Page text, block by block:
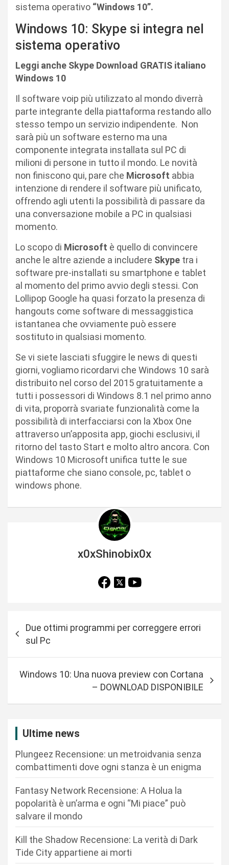
sistema operativo “Windows 10”.
Windows 10: Skype si integra nel
sistema operativo
Leggi anche Skype Download GRATIS italiano
Windows 10
Il software voip più utilizzato al mondo diverrà
parte integrante della piattaforma restando allo
stesso tempo un servizio indipendente. Non
sarà più un software esterno ma una
componente integrata installata sul PC di
milioni di persone in tutto il mondo. Le novità
non finiscono qui, pare che Microsoft abbia
intenzione di rendere il software più unificato,
offrendo agli utenti la possibilità di passare da
una conversazione mobile a PC in qualsiasi
momento.
Lo scopo di Microsoft è quello di convincere
anche le altre aziende a includere Skype tra i
software pre-installati su smartphone e tablet
al momento del primo avvio degli stessi. Con
Lollipop Google ha quasi forzato la presenza di
hangouts come software di messaggistica
istantanea che ovviamente può essere
sostituto in qualsiasi momento.
Se vi siete lasciati sfuggire le news di questi
giorni, vogliamo ricordarvi che Windows 10 sarà
distribuito nel corso del 2015 gratuitamente a
tutti i possessori di Windows 8.1 nel primo anno
di vita, proporrà svariate funzionalità come la
possibilità di interfacciarsi con la Xbox One
attraverso un’apposita app, giochi esclusivi, il
ritorno del tasto Start e molto altro ancora. Con
Windows 10 Microsoft unifica tutte le sue
piattaforme che siano console, pc, tablet o
windows phone.
x0xShinobix0x
a
Due ottimi programmi per correggere errori
sul Pc
Windows 10: Una nuova preview con Cortana
– DOWNLOAD DISPONIBILE
Ultime news
Plungeez Recensione: un metroidvania senza
combattimenti dove ogni stanza è un enigma
Fantasy Network Recensione: A Holua la
popolarità è un’arma e ogni “Mi piace” può
salvare il mondo
Kill the Shadow Recensione: La verità di Dark
Tide City appartiene ai morti